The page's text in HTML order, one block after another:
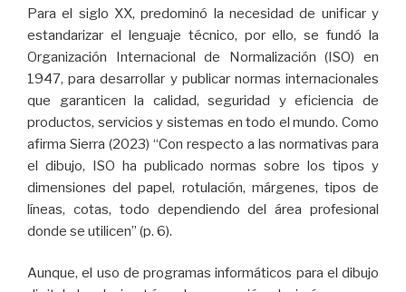
Para el siglo XX, predominó la necesidad de unificar y
estandarizar el lenguaje técnico, por ello, se fundó la
Organización Internacional de Normalización (ISO) en
1947, para desarrollar y publicar normas internacionales
que garanticen la calidad, seguridad y eficiencia de
productos, servicios y sistemas en todo el mundo. Como
afirma Sierra (2023) “Con respecto a las normativas para
el dibujo, ISO ha publicado normas sobre los tipos y
dimensiones del papel, rotulación, márgenes, tipos de
líneas, cotas, todo dependiendo del área profesional
donde se utilicen” (p. 6).
Aunque, el uso de programas informáticos para el dibujo